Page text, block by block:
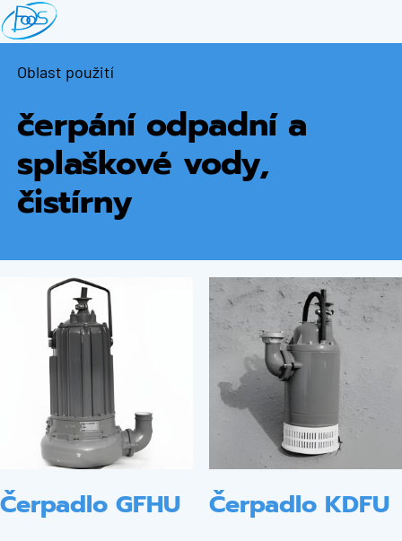
Přejít
k
obsahu
Oblast použití
čerpání odpadní a
splaškové vody,
čistírny
Čerpadlo GFHU Čerpadlo KDFU